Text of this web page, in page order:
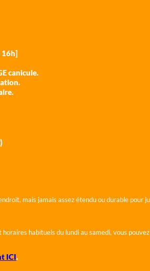
16h]
canicule.
mais jamais assez étendu ou durable pour
habituels du lundi au samedi, vous
ICI.